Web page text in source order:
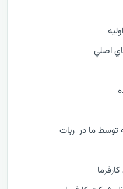
اصلي
توسط ما در ربات